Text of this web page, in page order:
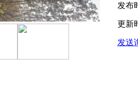
发布
更新
发送